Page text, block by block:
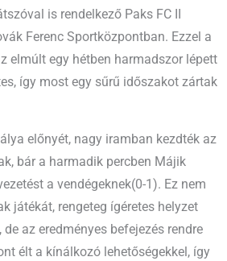
is rendelkező Paks FC II
Ferenc Sportközpontban. Ezzel a
elmúlt egy hétben harmadszor lépett
így most egy sűrű időszakot zártak
előnyét, nagy iramban kezdték az
bár a harmadik percben Májik
a vendégeknek(0-1). Ez nem
játékát, rengeteg ígéretes helyzet
az eredményes befejezés rendre
élt a kínálkozó lehetőségekkel, így